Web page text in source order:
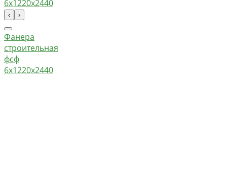
‹ ›
Фанера
строительная
фсф
6х1220х2440